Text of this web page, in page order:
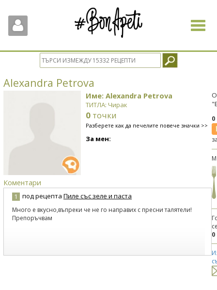
Toggle
Alexandra Petrova
Име: Alexandra Petrova
ТИТЛА: Чирак
0 точки
Разберете как да печелите повече значки >>
За мен:
Коментари
1 под рецепта Пиле със зеле и паста
Много е вкусно,въпреки че не го направих с пресни талятели!
Препоръчвам
0